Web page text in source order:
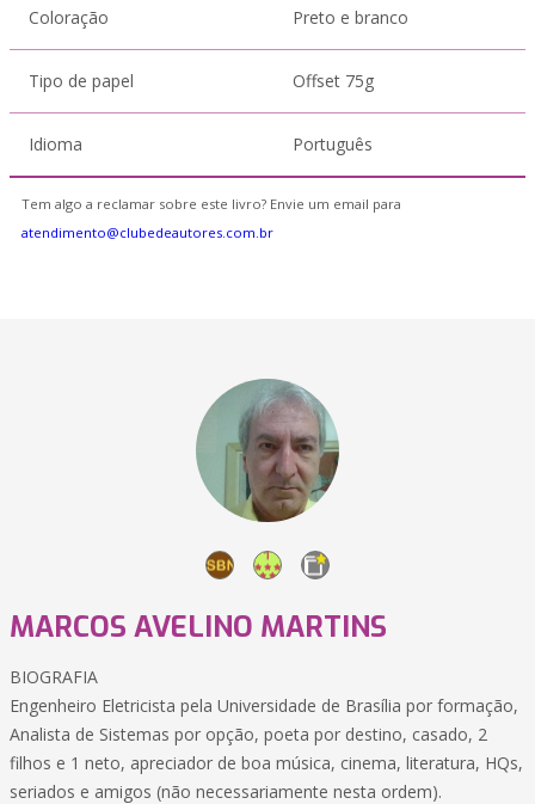
Coloração Preto e branco
Tipo de papel Offset 75g
Idioma Português
Tem algo a reclamar sobre este livro? Envie um email para
atendimento@clubedeautores.com.br
MARCOS AVELINO MARTINS
BIOGRAFIA
Engenheiro Eletricista pela Universidade de Brasília por formação,
Analista de Sistemas por opção, poeta por destino, casado, 2
filhos e 1 neto, apreciador de boa música, cinema, literatura, HQs,
seriados e amigos (não necessariamente nesta ordem).